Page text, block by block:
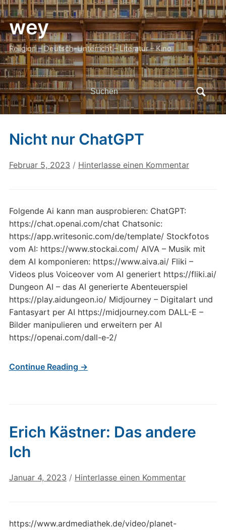
wey
Religion – Deutsch-Unterricht – Literatur – Kino
Search
for:
Nicht nur ChatGPT
Februar 5, 2023 / Hinterlasse einen Kommentar
Folgende Ai kann man ausprobieren: ChatGPT:
https://chat.openai.com/chat Chatsonic:
https://app.writesonic.com/de/template/ Stockfotos
vom AI: https://www.stockai.com/ AIVA – Musik mit
dem AI komponieren: https://www.aiva.ai/ Fliki –
Videos plus Voiceover vom AI generiert https://fliki.ai/
Dungeon AI – das AI generierte Abenteuerspiel
https://play.aidungeon.io/ Midjourney – Digitalart und
Fantasyart per AI https://midjourney.com DALL-E –
Bilder manipulieren und erweitern per AI
https://openai.com/dall-e-2/
Continue Reading →
Erich Kästner: Das andere
Ich
Januar 4, 2023 / Hinterlasse einen Kommentar
https://www.ardmediathek.de/video/planet-